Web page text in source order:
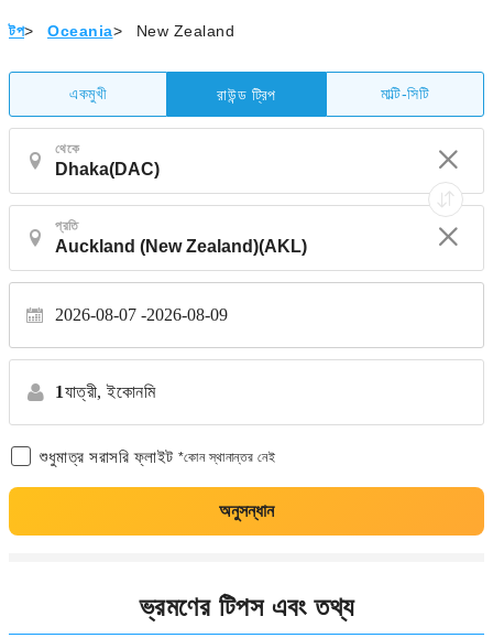
টপ> Oceania> New Zealand
একমুখী রাউন্ড ট্রিপ মাল্টি-সিটি
থেকে
প্রতি
2026-08-07 2026-08-09
1যাত্রী, ইকোনমি
শুধুমাত্র সরাসরি ফ্লাইট *কোন স্থানান্তর নেই
অনুসন্ধান
ভ্রমণের টিপস এবং তথ্য